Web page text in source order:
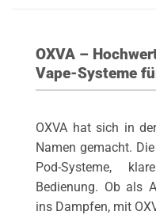
OXVA –
Vape-Systeme
OXVA hat sich in
Namen gemacht.
Pod-Systeme,
Bedienung. Ob als
ins Dampfen, mit